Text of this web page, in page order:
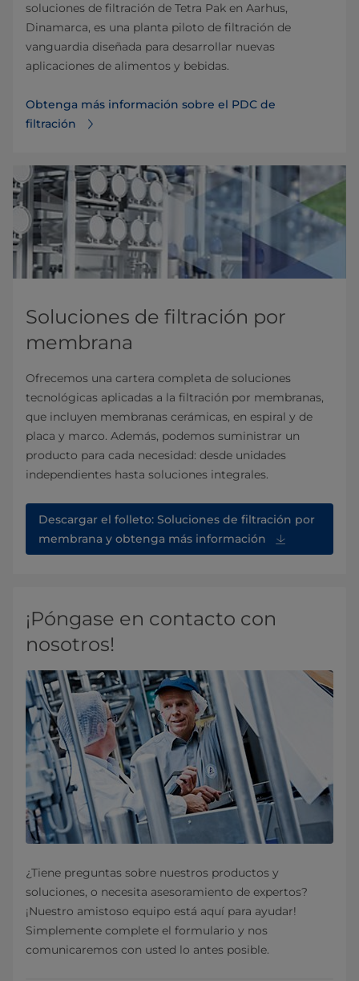
soluciones de filtración de Tetra Pak en Aarhus,
Dinamarca, es una planta piloto de filtración de
vanguardia diseñada para desarrollar nuevas
aplicaciones de alimentos y bebidas.
Obtenga más información sobre el PDC de
filtración
Soluciones de filtración por
membrana
Ofrecemos una cartera completa de soluciones
tecnológicas aplicadas a la filtración por membranas,
que incluyen membranas cerámicas, en espiral y de
placa y marco. Además, podemos suministrar un
producto para cada necesidad: desde unidades
independientes hasta soluciones integrales.
Descargar el folleto: Soluciones de filtración por
membrana y obtenga más información
¡Póngase en contacto con
nosotros!
¿Tiene preguntas sobre nuestros productos y
soluciones, o necesita asesoramiento de expertos?
¡Nuestro amistoso equipo está aquí para ayudar!
Simplemente complete el formulario y nos
comunicaremos con usted lo antes posible.